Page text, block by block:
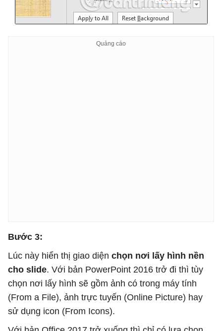
Bước 3:
Lúc này hiển thị giao diện chọn nơi lấy hình nền
cho slide. Với bản PowerPoint 2016 trở đi thì tùy
chọn nơi lấy hình sẽ gồm ảnh có trong máy tính
(From a File), ảnh trực tuyến (Online Picture) hay
sử dụng icon (From Icons).